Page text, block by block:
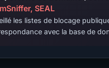
SEAL
les listes de blocage
avec la base de